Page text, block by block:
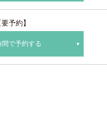
予約】
間で予約する